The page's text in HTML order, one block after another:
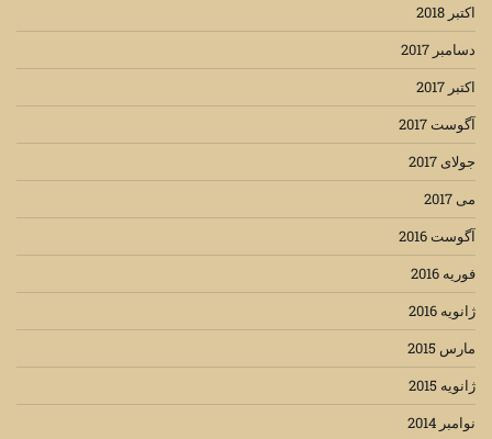
اکتبر 2018
دسامبر 2017
اکتبر 2017
آگوست 2017
جولای 2017
می 2017
آگوست 2016
فوریه 2016
ژانویه 2016
مارس 2015
ژانویه 2015
نوامبر 2014